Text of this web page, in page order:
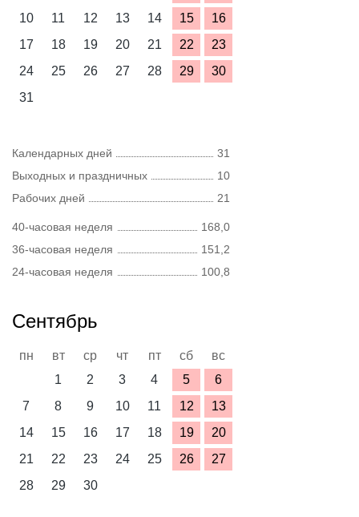
10
11 12 13 14 15
16
17
18 19 20 21 22
23
24
25 26 27 28 29
30
31
Календарных дней
31
Выходных и праздничных
10
Рабочих дней
21
40-часовая неделя
168,0
36-часовая неделя
151,2
24-часовая неделя
100,8
Сентябрь
пн вт ср чт пт сб
вс
1
2 3 4 5
6
7
8 9 10 11 12
13
14
15 16 17 18 19
20
21
22 23 24 25 26
27
28
29 30